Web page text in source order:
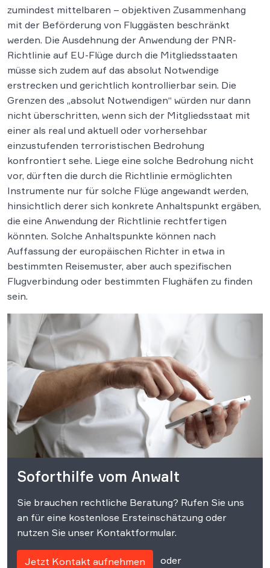
zumindest mittelbaren – objektiven Zusammenhang
mit der Beförderung von Fluggästen beschränkt
werden. Die Ausdehnung der Anwendung der PNR-
Richtlinie auf EU-Flüge durch die Mitgliedsstaaten
müsse sich zudem auf das absolut Notwendige
erstrecken und gerichtlich kontrollierbar sein. Die
Grenzen des „absolut Notwendigen“ würden nur dann
nicht überschritten, wenn sich der Mitgliedsstaat mit
einer als real und aktuell oder vorhersehbar
einzustufenden terroristischen Bedrohung
konfrontiert sehe. Liege eine solche Bedrohung nicht
vor, dürften die durch die Richtlinie ermöglichten
Instrumente nur für solche Flüge angewandt werden,
hinsichtlich derer sich konkrete Anhaltspunkt ergäben,
die eine Anwendung der Richtlinie rechtfertigen
könnten. Solche Anhaltspunkte können nach
Auffassung der europäischen Richter in etwa in
bestimmten Reisemuster, aber auch spezifischen
Flugverbindung oder bestimmten Flughäfen zu finden
sein.
Soforthilfe vom Anwalt
Sie brauchen rechtliche Beratung? Rufen Sie uns
an für eine kostenlose Ersteinschätzung oder
nutzen Sie unser Kontaktformular.
Jetzt Kontakt aufnehmen oder